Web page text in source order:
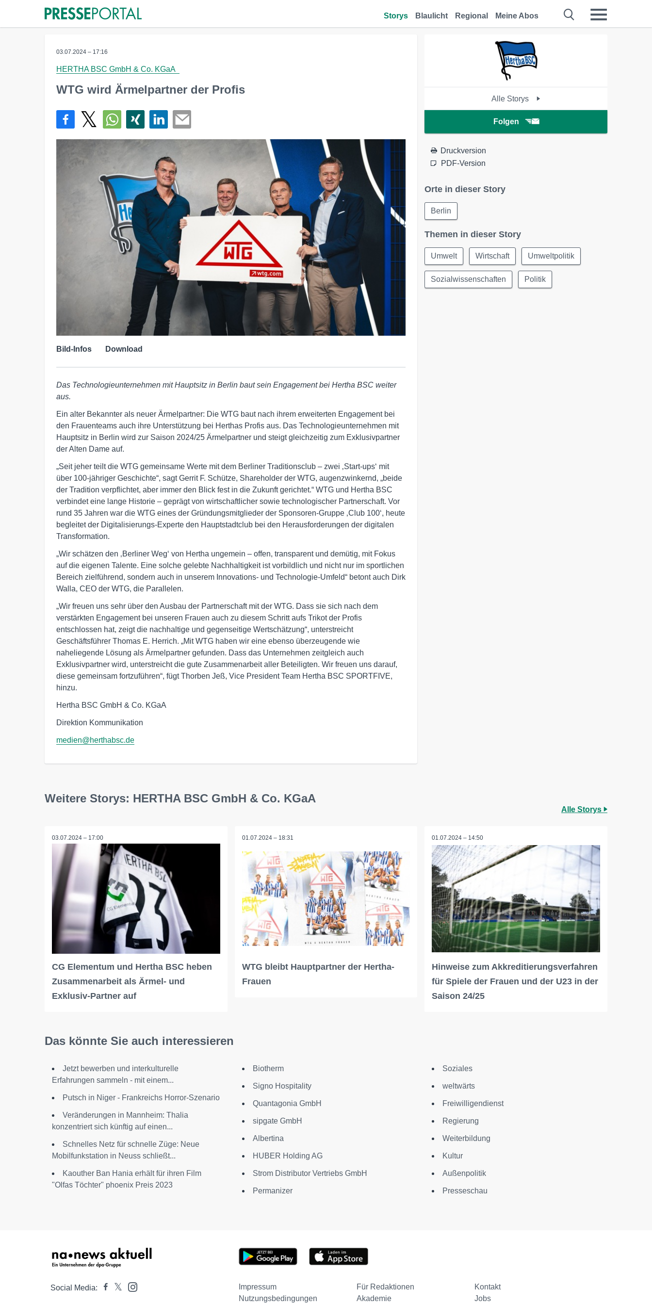
Storys Blaulicht Regional Meine Abos
03.07.2024 – 17:16
HERTHA BSC GmbH & Co. KGaA
WTG wird Ärmelpartner der Profis
Bild-Infos Download
Das Technologieunternehmen mit Hauptsitz in Berlin baut sein Engagement bei Hertha BSC weiter
aus.
Ein alter Bekannter als neuer Ärmelpartner: Die WTG baut nach ihrem erweiterten Engagement bei
den Frauenteams auch ihre Unterstützung bei Herthas Profis aus. Das Technologieunternehmen mit
Hauptsitz in Berlin wird zur Saison 2024/25 Ärmelpartner und steigt gleichzeitig zum Exklusivpartner
der Alten Dame auf.
„Seit jeher teilt die WTG gemeinsame Werte mit dem Berliner Traditionsclub – zwei ‚Start-ups‘ mit
über 100-jähriger Geschichte“, sagt Gerrit F. Schütze, Shareholder der WTG, augenzwinkernd, „beide
der Tradition verpflichtet, aber immer den Blick fest in die Zukunft gerichtet.“ WTG und Hertha BSC
verbindet eine lange Historie – geprägt von wirtschaftlicher sowie technologischer Partnerschaft. Vor
rund 35 Jahren war die WTG eines der Gründungsmitglieder der Sponsoren-Gruppe ‚Club 100‘, heute
begleitet der Digitalisierungs-Experte den Hauptstadtclub bei den Herausforderungen der digitalen
Transformation.
„Wir schätzen den ‚Berliner Weg‘ von Hertha ungemein – offen, transparent und demütig, mit Fokus
auf die eigenen Talente. Eine solche gelebte Nachhaltigkeit ist vorbildlich und nicht nur im sportlichen
Bereich zielführend, sondern auch in unserem Innovations- und Technologie-Umfeld“ betont auch Dirk
Walla, CEO der WTG, die Parallelen.
„Wir freuen uns sehr über den Ausbau der Partnerschaft mit der WTG. Dass sie sich nach dem
verstärkten Engagement bei unseren Frauen auch zu diesem Schritt aufs Trikot der Profis
entschlossen hat, zeigt die nachhaltige und gegenseitige Wertschätzung“, unterstreicht
Geschäftsführer Thomas E. Herrich. „Mit WTG haben wir eine ebenso überzeugende wie
naheliegende Lösung als Ärmelpartner gefunden. Dass das Unternehmen zeitgleich auch
Exklusivpartner wird, unterstreicht die gute Zusammenarbeit aller Beteiligten. Wir freuen uns darauf,
diese gemeinsam fortzuführen“, fügt Thorben Jeß, Vice President Team Hertha BSC SPORTFIVE,
hinzu.
Hertha BSC GmbH & Co. KGaA
Direktion Kommunikation
medien@herthabsc.de
Alle Storys
Folgen
Druckversion
PDF-Version
Orte in dieser Story
Berlin
Themen in dieser Story
Umwelt Wirtschaft Umweltpolitik
Sozialwissenschaften Politik
Weitere Storys: HERTHA BSC GmbH & Co. KGaA
Alle Storys
03.07.2024 – 17:00
CG Elementum und Hertha BSC heben
Zusammenarbeit als Ärmel- und
Exklusiv-Partner auf
01.07.2024 – 18:31
WTG bleibt Hauptpartner der Hertha-
Frauen
01.07.2024 – 14:50
Hinweise zum Akkreditierungsverfahren
für Spiele der Frauen und der U23 in der
Saison 24/25
Das könnte Sie auch interessieren
Jetzt bewerben und interkulturelle
Erfahrungen sammeln - mit einem...
Putsch in Niger - Frankreichs Horror-Szenario
Veränderungen in Mannheim: Thalia
konzentriert sich künftig auf einen...
Schnelles Netz für schnelle Züge: Neue
Mobilfunkstation in Neuss schließt...
Kaouther Ban Hania erhält für ihren Film
"Olfas Töchter" phoenix Preis 2023
Biotherm
Signo Hospitality
Quantagonia GmbH
sipgate GmbH
Albertina
HUBER Holding AG
Strom Distributor Vertriebs GmbH
Permanizer
Soziales
weltwärts
Freiwilligendienst
Regierung
Weiterbildung
Kultur
Außenpolitik
Presseschau
Social Media: Impressum Für Redaktionen
Kontakt
Nutzungsbedingungen
Akademie Jobs